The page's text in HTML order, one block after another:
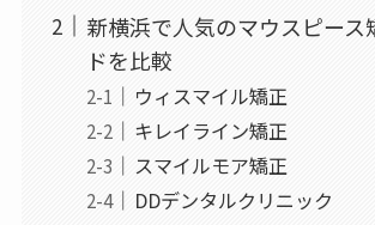
新横浜で人気のマウスピース
ドを比較
ウィスマイル矯正
キレイライン矯正
スマイルモア矯正
DDデンタルクリニック